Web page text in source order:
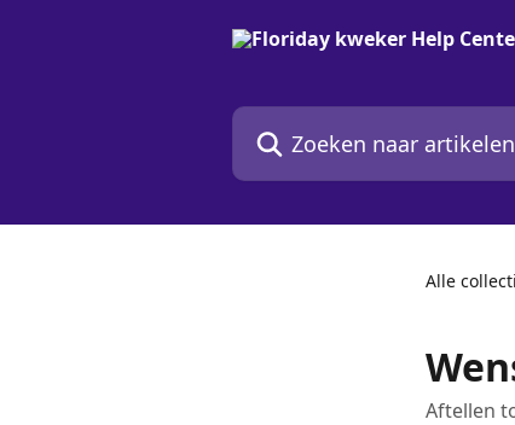
Zoeken naar artikelen ...
Alle
Aftellen